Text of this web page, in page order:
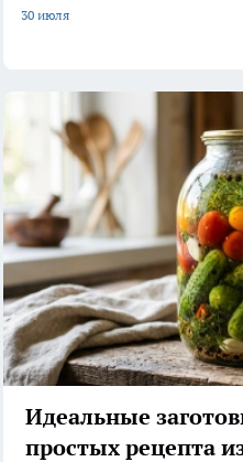
30 июля
Идеальные
простых рецепта